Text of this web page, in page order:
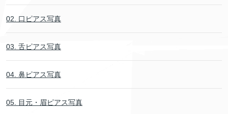
02. 口ピアス写真
03. 舌ピアス写真
04. 鼻ピアス写真
05. 目元・眉ピアス写真